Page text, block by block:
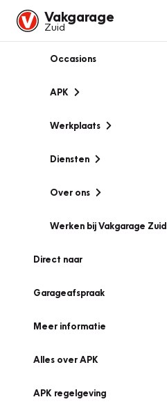
Vakgarage
Zuid
Occasions
APK
Werkplaats
Diensten
Over ons
Werken bij Vakgarage Zuid
Direct naar
Garageafspraak
Meer informatie
Alles over APK
APK regelgeving